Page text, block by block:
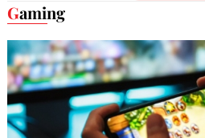
Gaming